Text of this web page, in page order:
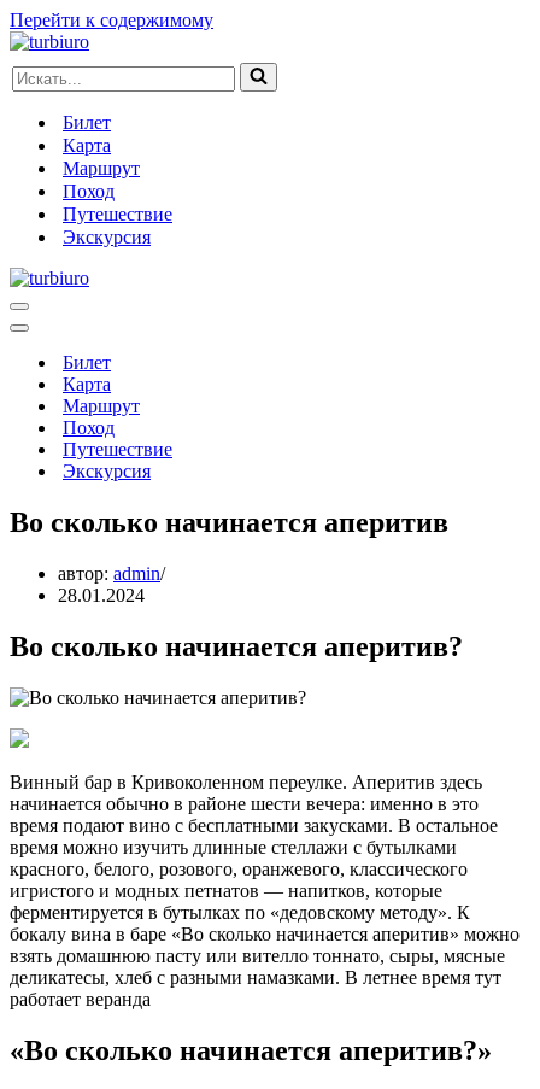
Перейти к содержимому
Искать...
Билет
Карта
Маршрут
Поход
Путешествие
Экскурсия
Меню
навигации
Меню
навигацииБилет
Карта
Маршрут
Поход
Путешествие
Экскурсия
Во сколько начинается аперитив
автор: admin
28.01.2024
Во сколько начинается аперитив?
Винный бар в Кривоколенном переулке. Аперитив здесь
начинается обычно в районе шести вечера: именно в это
время подают вино с бесплатными закусками. В остальное
время можно изучить длинные стеллажи с бутылками
красного, белого, розового, оранжевого, классического
игристого и модных петнатов — напитков, которые
ферментируется в бутылках по «дедовскому методу». К
бокалу вина в баре «Во сколько начинается аперитив» можно
взять домашнюю пасту или вителло тоннато, сыры, мясные
деликатесы, хлеб с разными намазками. В летнее время тут
работает веранда
«Во сколько начинается аперитив?»